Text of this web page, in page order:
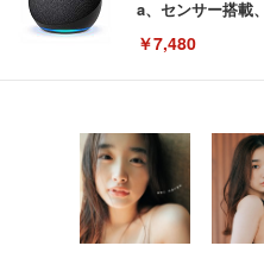
a、センサー搭載
￥7,480
[EdoErgo] オフィ
い 跳ね上げ式ア
キング pc 事務椅
ン樹脂ベース 通
(黒網+黒枠+黒足)
￥5,699
EIZO ビジネス向
EV3240X-WT |
イト
￥105,595
Amazonベーシッ
回使い捨て 無香
￥3,373